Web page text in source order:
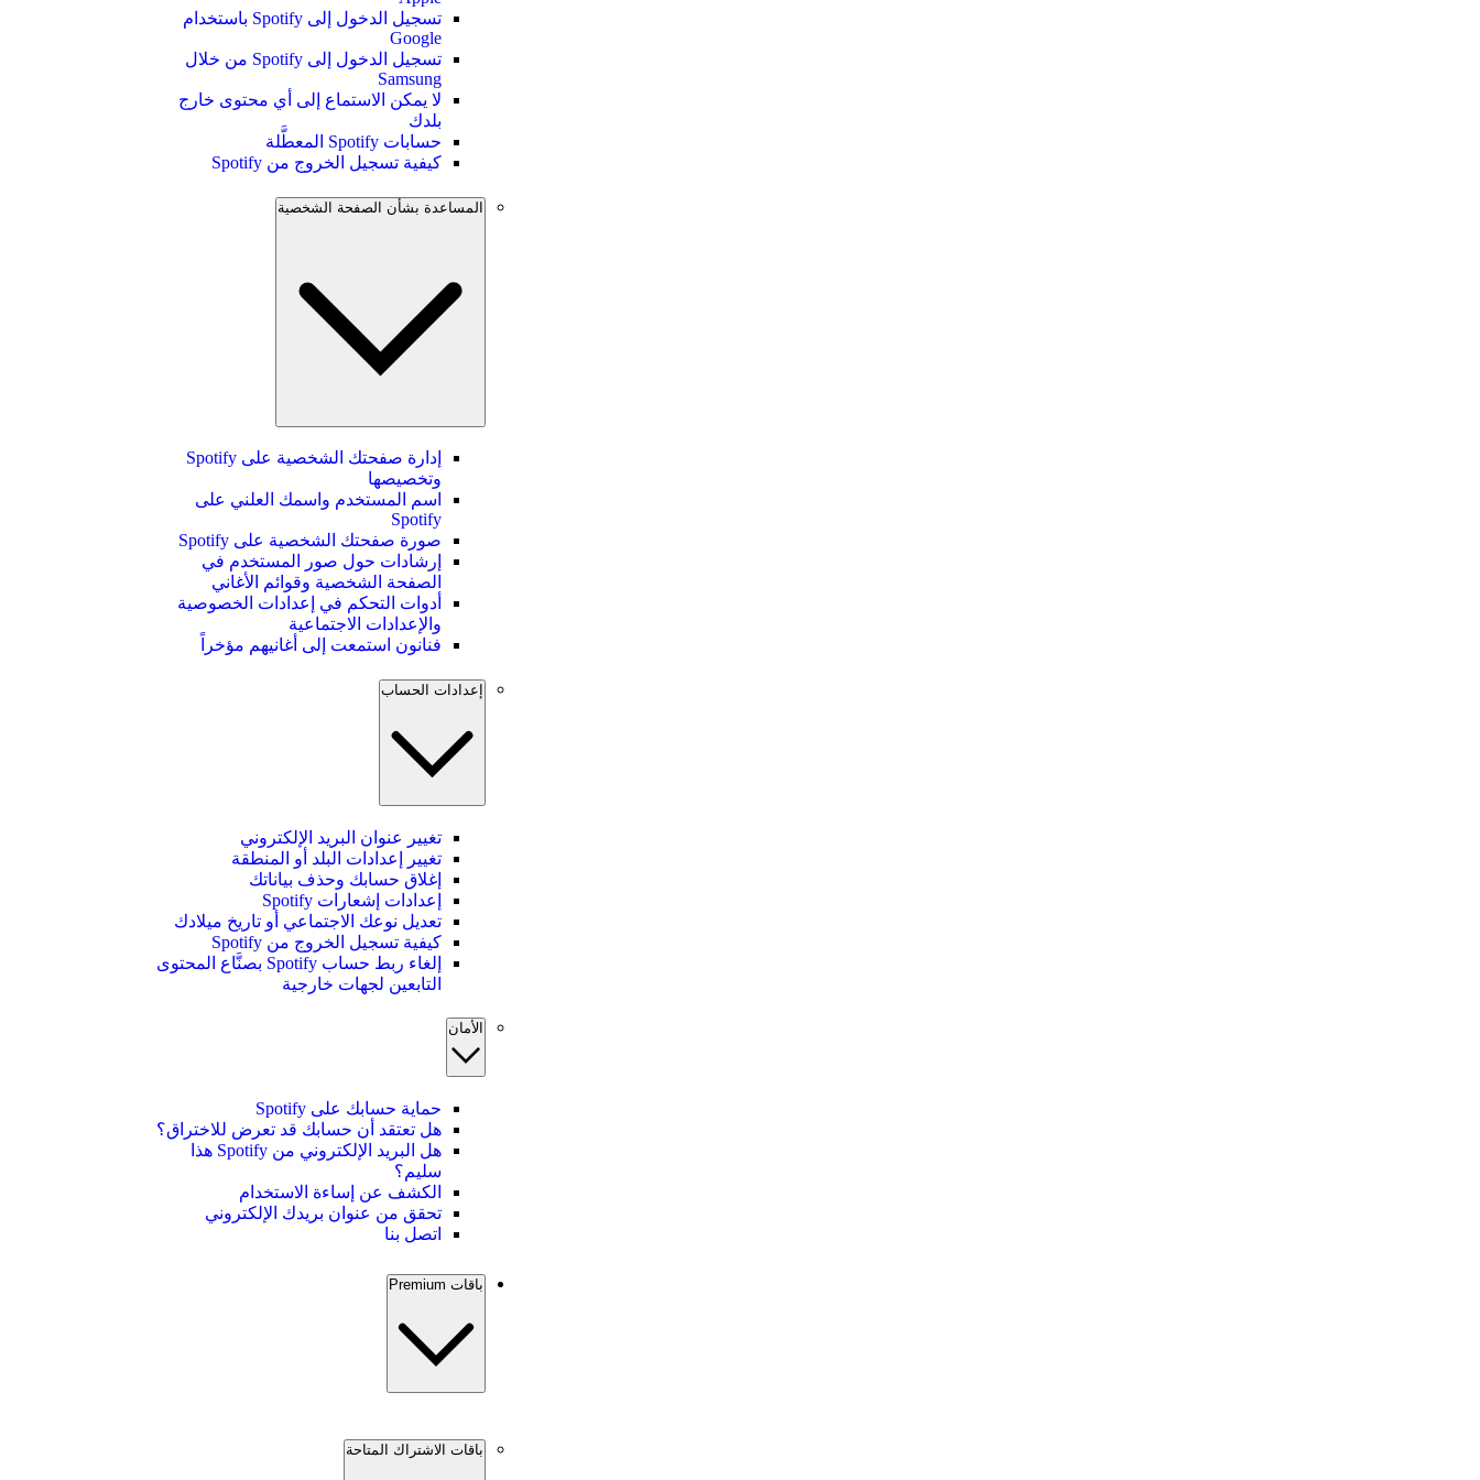
تسجيل الدخول إلى Spotify باستخدام
Google
تسجيل الدخول إلى Spotify من خلال
Samsung
لا يمكن الاستماع إلى أي محتوى خارج
بلدك
حسابات Spotify المعطَّلة
كيفية تسجيل الخروج من Spotify
المساعدة بشأن الصفحة الشخصية
إدارة صفحتك الشخصية على Spotify
وتخصيصها
اسم المستخدم واسمك العلني على
Spotify
صورة صفحتك الشخصية على Spotify
إرشادات حول صور المستخدم في
الصفحة الشخصية وقوائم الأغاني
أدوات التحكم في إعدادات الخصوصية
والإعدادات الاجتماعية
فنانون استمعت إلى أغانيهم مؤخراً
إعدادات الحساب
تغيير عنوان البريد الإلكتروني
تغيير إعدادات البلد أو المنطقة
إغلاق حسابك وحذف بياناتك
إعدادات إشعارات Spotify
تعديل نوعك الاجتماعي أو تاريخ ميلادك
كيفية تسجيل الخروج من Spotify
إلغاء ربط حساب Spotify بصنَّاع المحتوى
التابعين لجهات خارجية
الأمان
حماية حسابك على Spotify
هل تعتقد أن حسابك قد تعرض للاختراق؟
هل البريد الإلكتروني من Spotify هذا
سليم؟
الكشف عن إساءة الاستخدام
تحقق من عنوان بريدك الإلكتروني
اتصل بنا
باقات Premium
باقات الاشتراك المتاحة